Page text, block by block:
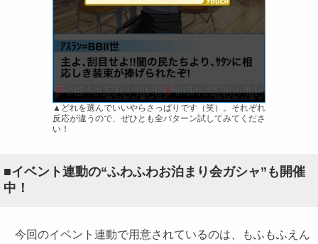
▲どれを選んでいいやらさっぱりです（笑）。それぞれ
反応が違うので、ぜひとも全パターン試してみてくださ
い！
■イベント連動の“ふわふわお泊まり会ガシャ”も開催
中！
今回のイベント連動で用意されているのは、もふもふえん